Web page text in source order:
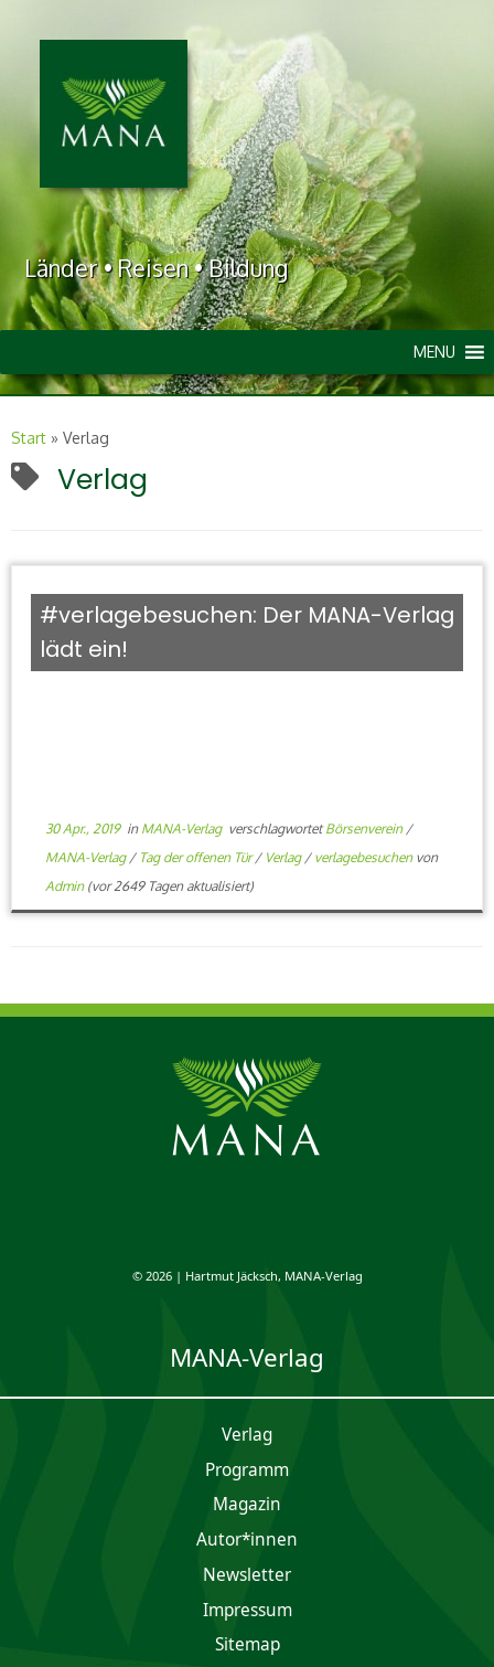
Länder • Reisen • Bildung
MENU
Start » Verlag
Verlag
#verlagebesuchen: Der MANA-Verlag
lädt ein!
30 Apr., 2019in MANA-Verlag verschlagwortetBörsenverein /
MANA-Verlag / Tag der offenen Tür/ Verlag / verlagebesuchen von
Admin(vor 2649 Tagen aktualisiert)
© 2026 | Hartmut Jäcksch, MANA-Verlag
MANA-Verlag
Verlag
Programm
Magazin
Autor*innen
Newsletter
Impres­sum
Sitemap